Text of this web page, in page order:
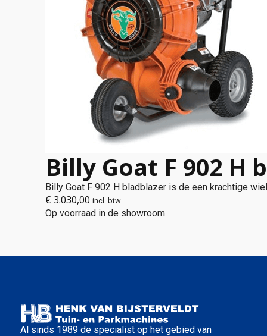
Billy Goat F 902 H
Billy Goat F 902 H bladblazer is de een krachtige
€ 3.030,00 incl. btw
Op voorraad in de showroom
Al sinds 1989 de specialist op het gebied van